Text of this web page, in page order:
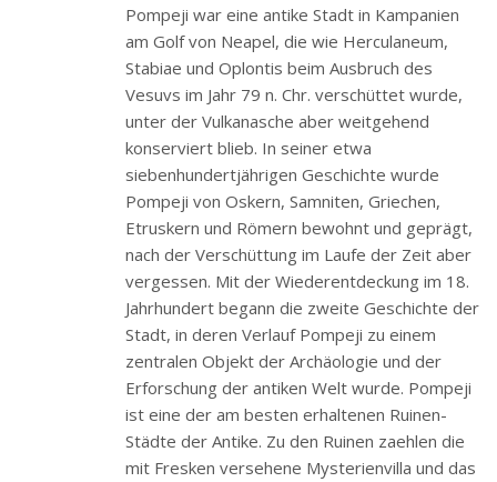
Pompeji war eine antike Stadt in Kampanien
am Golf von Neapel, die wie Herculaneum,
Stabiae und Oplontis beim Ausbruch des
Vesuvs im Jahr 79 n. Chr. verschüttet wurde,
unter der Vulkanasche aber weitgehend
konserviert blieb. In seiner etwa
siebenhundertjährigen Geschichte wurde
Pompeji von Oskern, Samniten, Griechen,
Etruskern und Römern bewohnt und geprägt,
nach der Verschüttung im Laufe der Zeit aber
vergessen. Mit der Wiederentdeckung im 18.
Jahrhundert begann die zweite Geschichte der
Stadt, in deren Verlauf Pompeji zu einem
zentralen Objekt der Archäologie und der
Erforschung der antiken Welt wurde. Pompeji
ist eine der am besten erhaltenen Ruinen-
Städte der Antike. Zu den Ruinen zaehlen die
mit Fresken versehene Mysterienvilla und das